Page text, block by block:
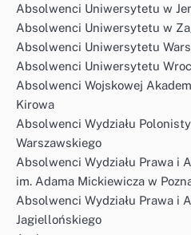
Absolwenci Uniwersytetu w
Absolwenci Uniwersytetu w
Absolwenci Uniwersytetu
Absolwenci Uniwersytetu
Absolwenci Wojskowej
Kirowa
Absolwenci Wydziału
Warszawskiego
Absolwenci Wydziału Prawa i
im. Adama Mickiewicza w
Absolwenci Wydziału Prawa i
Jagiellońskiego